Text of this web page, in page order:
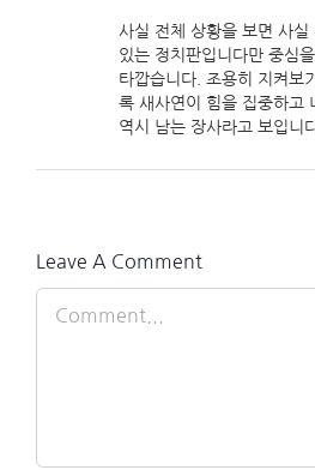
사실 전체 상황을 보면 사
있는 정치판입니다만 중심
타깝습니다. 조용히 지켜보
록 새사연이 힘을 집중하고
역시 남는 장사라고 보입니
Leave A Comment